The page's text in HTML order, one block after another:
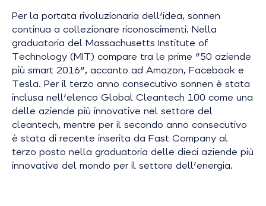
Per la portata rivoluzionaria dell'idea, sonnen
continua a collezionare riconoscimenti. Nella
graduatoria del Massachusetts Institute of
Technology (MIT) compare tra le prime "50 aziende
più smart 2016", accanto ad Amazon, Facebook e
Tesla. Per il terzo anno consecutivo sonnen è stata
inclusa nell'elenco Global Cleantech 100 come una
delle aziende più innovative nel settore del
cleantech, mentre per il secondo anno consecutivo
è stata di recente inserita da Fast Company al
terzo posto nella graduatoria delle dieci aziende più
innovative del mondo per il settore dell'energia.